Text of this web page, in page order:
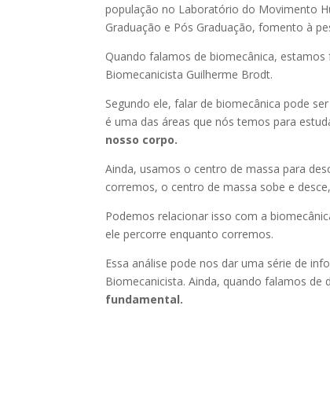
população no Laboratório do Movimento
Graduação e Pós Graduação, fomento à
Quando falamos de biomecânica,
Biomecanicista Guilherme Brodt.
Segundo ele, falar de biomecânica pode
é uma das áreas que nós temos para
nosso corpo.
Ainda, usamos o centro de massa para
corremos, o centro de massa sobe e
Podemos relacionar isso com a
ele percorre enquanto corremos.
Essa análise pode nos dar uma série de
Biomecanicista. Ainda, quando falamos
fundamental.